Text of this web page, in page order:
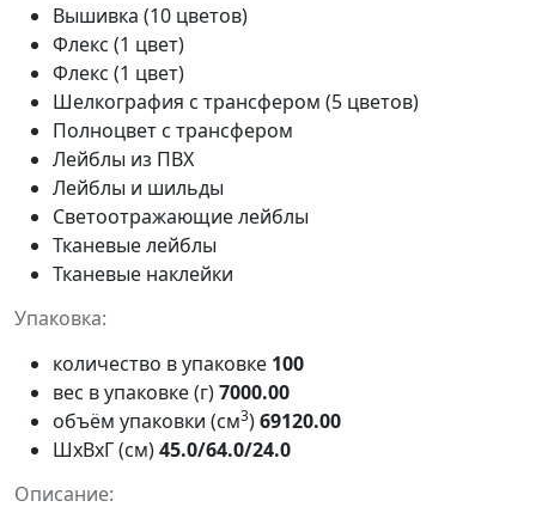
Вышивка (10 цветов)
Флекс (1 цвет)
Флекс (1 цвет)
Шелкография с трансфером (5 цветов)
Полноцвет с трансфером
Лейблы из ПВХ
Лейблы и шильды
Светоотражающие лейблы
Тканевые лейблы
Тканевые наклейки
Упаковка:
количество в упаковке 100
вес в упаковке (г)7000.00
объём упаковки (см3)69120.00
ШxВxГ (см)45.0/64.0/24.0
Описание: